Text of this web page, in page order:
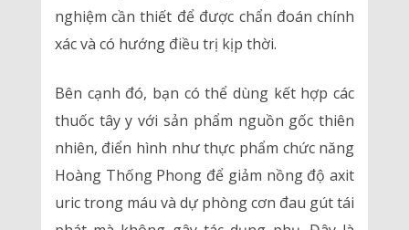
nghiệm cần thiết để được chẩn đoán chính
xác và có hướng điều trị kịp thời.
Bên cạnh đó, bạn có thể dùng kết hợp các
thuốc tây y với sản phẩm nguồn gốc thiên
nhiên, điển hình như thực phẩm chức năng
Hoàng Thống Phong để giảm nồng độ axit
uric trong máu và dự phòng cơn đau gút tái